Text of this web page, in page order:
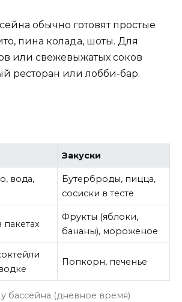
обычно готовят простые
пина колада, шоты. Для
или свежевыжатых соков
ресторан или лобби-бар.
бассейна (дневное время)
Закуски
вода,
Бутерброды, пицца,
сосиски в тесте
пакетах
Фрукты (яблоки,
бананы), мороженое
Попкорн, печенье